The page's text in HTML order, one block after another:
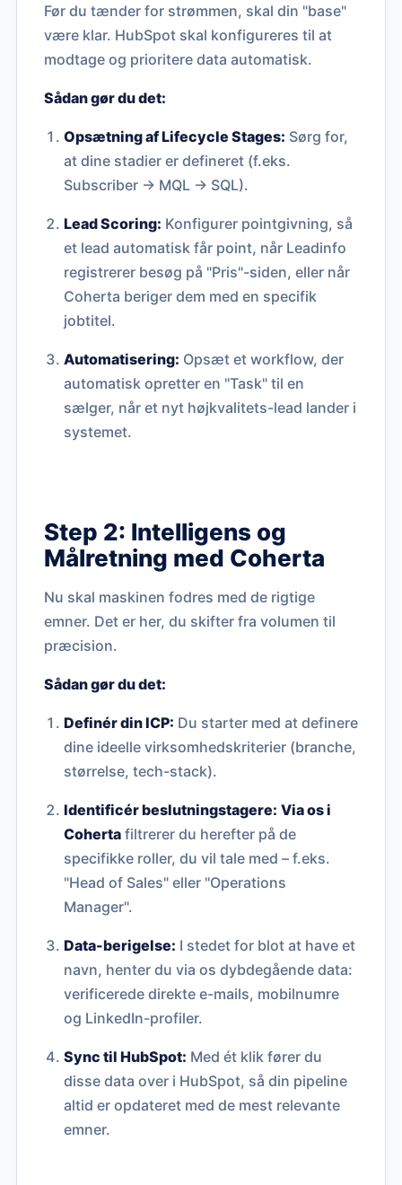
Før du tænder for strømmen, skal din "base"
være klar. HubSpot skal konfigureres til at
modtage og prioritere data automatisk.
Sådan gør du det:
Opsætning af Lifecycle Stages: Sørg for,
at dine stadier er defineret (f.eks.
Subscriber -> MQL -> SQL).
Lead Scoring: Konfigurer pointgivning, så
et lead automatisk får point, når Leadinfo
registrerer besøg på "Pris"-siden, eller når
Coherta beriger dem med en specifik
jobtitel.
Automatisering: Opsæt et workflow, der
automatisk opretter en "Task" til en
sælger, når et nyt højkvalitets-lead lander i
systemet.
Step 2: Intelligens og
Målretning med Coherta
Nu skal maskinen fodres med de rigtige
emner. Det er her, du skifter fra volumen til
præcision.
Sådan gør du det:
Definér din ICP: Du starter med at definere
dine ideelle virksomhedskriterier (branche,
størrelse, tech-stack).
Identificér beslutningstagere: Via os i
Cohertafiltrerer du herefter på de
specifikke roller, du vil tale med – f.eks.
"Head of Sales" eller "Operations
Manager".
Data-berigelse: I stedet for blot at have et
navn, henter du via os dybdegående data:
verificerede direkte e-mails, mobilnumre
og LinkedIn-profiler.
Sync til HubSpot: Med ét klik fører du
disse data over i HubSpot, så din pipeline
altid er opdateret med de mest relevante
emner.